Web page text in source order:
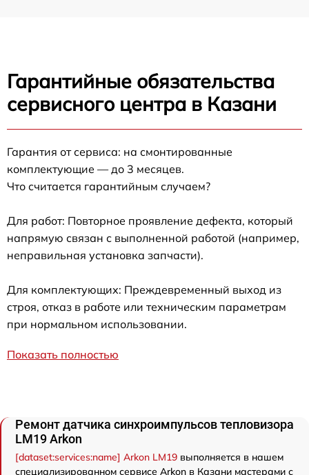
Гарантийные обязательства
сервисного центра в Казани
Гарантия от сервиса: на смонтированные
комплектующие — до 3 месяцев.
Что считается гарантийным случаем?
Для работ: Повторное проявление дефекта, который
напрямую связан с выполненной работой (например,
неправильная установка запчасти).
Для комплектующих: Преждевременный выход из
строя, отказ в работе или техническим параметрам
при нормальном использовании.
Показать полностью
Ремонт датчика синхроимпульсов тепловизора
LM19 Arkon
[dataset:services:name] Arkon LM19 выполняется в нашем
специализированном сервисе Arkon в Казани мастерами с